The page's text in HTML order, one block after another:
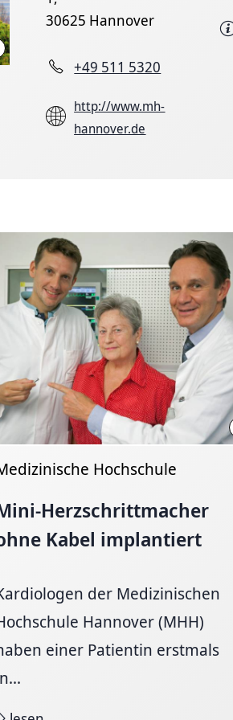
Karin Kaiser/MHH
30625 Hannover
+49 511 5320
http://www.mh-
hannover.de
Hochschule Hannover
Hochschule
Herzschrittmacher
Kabel implantiert
der Medizinischen
Hannover (MHH)
einer Patientin erstmals